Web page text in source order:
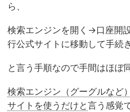
ら、
検索エンジンを開く→口座開
行公式サイトに移動して手続き
と言う手順なので手間はほぼ
検索エンジン（グーグルなど
サイトを使うだけと言う感覚